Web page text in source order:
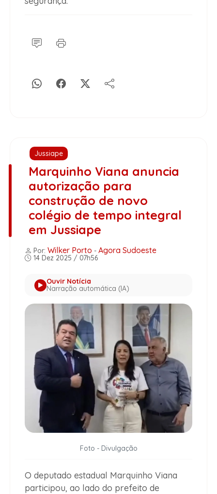
Jussiape
Marquinho Viana anuncia
autorização para
construção de novo
colégio de tempo integral
em Jussiape
Por: Wilker Porto - Agora Sudoeste
14 Dez 2025 / 07h56
Ouvir Notícia
Narração automática (IA)
Foto - Divulgação
O deputado estadual Marquinho Viana
participou, ao lado do prefeito de